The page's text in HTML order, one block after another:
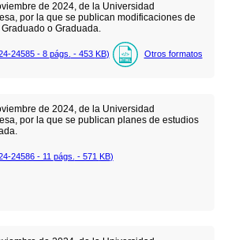
de 2024, de la Universidad
por la que se publican modificaciones de
o Graduada.
24585 - 8 págs. - 453 KB) Otros formatos
de 2024, de la Universidad
por la que se publican planes de estudios
24586 - 11 págs. - 571 KB)